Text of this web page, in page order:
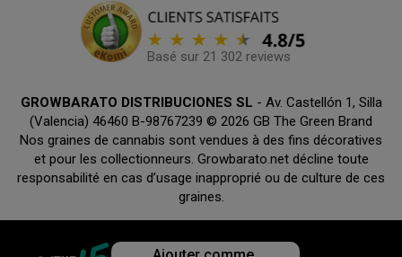
Basé sur 21 302 reviews
GROWBARATO DISTRIBUCIONES SL - Av. Castellón 1, Silla
(Valencia) 46460 B-98767239 © 2026 GB The Green Brand
Nos graines de cannabis sont vendues à des fins décoratives
et pour les collectionneurs. Growbarato.net décline toute
responsabilité en cas d’usage inapproprié ou de culture de ces
graines.